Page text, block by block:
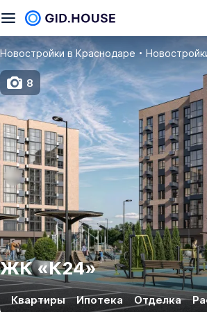
Новостройки в Краснодаре
8
ЖК«К24»
Квартиры Ипотека Отделка